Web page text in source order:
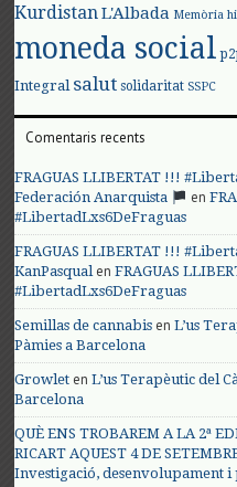
KurdistanL'Albada Memòria
moneda social
Integral salut solidaritat SSPC
Comentaris recents
FRAGUAS LLIBERTAT !!!
Federación Anarquista
en
#LibertadLxs6DeFraguas
FRAGUAS LLIBERTAT !!!
KanPasqualenFRAGUAS
#LibertadLxs6DeFraguas
Semillas de cannabis enL’us
Pàmies a Barcelona
Growlet enL’us Terapèutic del
Barcelona
QUÈ ENS TROBAREM A LA 2ª
RICART AQUEST 4 DE
Investigació, desenvolupament